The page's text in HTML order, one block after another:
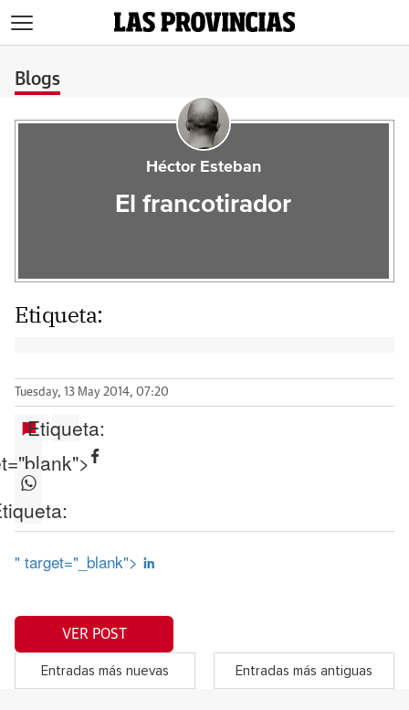
Blogs
Héctor Esteban
El francotirador
Etiqueta:
Tuesday, 13 May 2014, 07:20
Etiqueta:
" target="_blank">
VER POST
Entradas más nuevas Entradas más antiguas